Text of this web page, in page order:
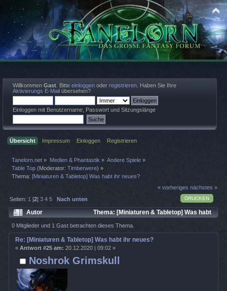
Willkommen Gast . Bitte einloggen oder registrieren . Haben Sie Ihre
Aktivierungs E-Mail übersehen?
Einloggen mit Benutzername, Passwort und Sitzungslänge
Übersicht Impressum Einloggen Registrieren
Tanelorn.net » Medien & Phantastik » Andere Spiele »
Table Top (Moderator:Timberwere) »
Thema:[Miniaturen & Tabletop] Was habt ihr neues?
« vorheriges nächstes »
DRUCKEN
Seiten: 1 [2]3 4 5 Nach unten
Autor
Thema: [Miniaturen & Tabletop] Was habt
ihr neues? (Gelesen 16586 mal)
0 Mitglieder und 1 Gast betrachten dieses Thema.
Noshrok Grimskull
Re: [Miniaturen & Tabletop] Was habt ihr neues?
« Antwort #25 am: 20.12.2020 | 09:02 »